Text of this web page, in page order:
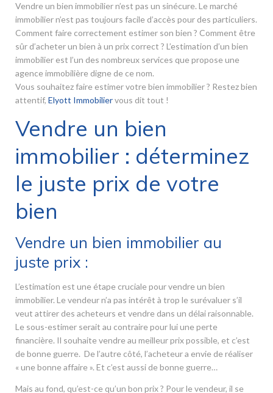
Vendre un bien immobilier n’est pas un sinécure. Le marché
immobilier n’est pas toujours facile d’accès pour des particuliers.
Comment faire correctement estimer son bien ? Comment être
sûr d’acheter un bien à un prix correct ? L’estimation d’un bien
immobilier est l’un des nombreux services que propose une
agence immobilière digne de ce nom.
Vous souhaitez faire estimer votre bien immobilier ? Restez bien
attentif, Elyott Immobiliervous dit tout !
Vendre un bien
immobilier : déterminez
le juste prix de votre
bien
Vendre un bien immobilier au
juste prix :
L’estimation est une étape cruciale pour vendre un bien
immobilier. Le vendeur n’a pas intérêt à trop le surévaluer s’il
veut attirer des acheteurs et vendre dans un délai raisonnable.
Le sous-estimer serait au contraire pour lui une perte
financière. Il souhaite vendre au meilleur prix possible, et c’est
de bonne guerre. De l’autre côté, l’acheteur a envie de réaliser
« une bonne affaire ». Et c’est aussi de bonne guerre…
Mais au fond, qu’est-ce qu’un bon prix ? Pour le vendeur, il se